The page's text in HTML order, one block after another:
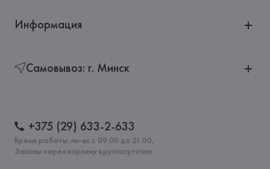
Информация
Самовывоз: г. Минск
+375 (29) 633-2-633
Время работы: пн-вс с 09:00 до 21:00,
Заказы через корзину круглосуточно